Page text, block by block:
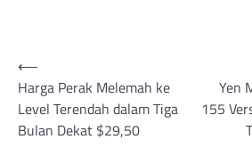
Post
navigation
⟵
Harga Perak Melemah ke
Level Terendah dalam Tiga
Bulan Dekat $29,50
Yen
155